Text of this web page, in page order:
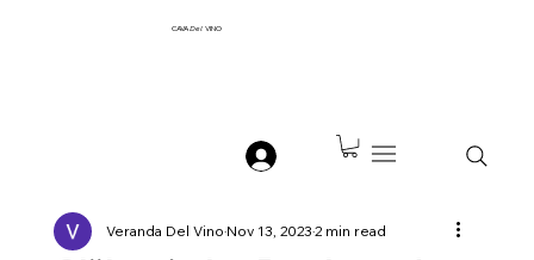
CAVADel VINO
Veranda Del VinoNov 13, 20232 min read